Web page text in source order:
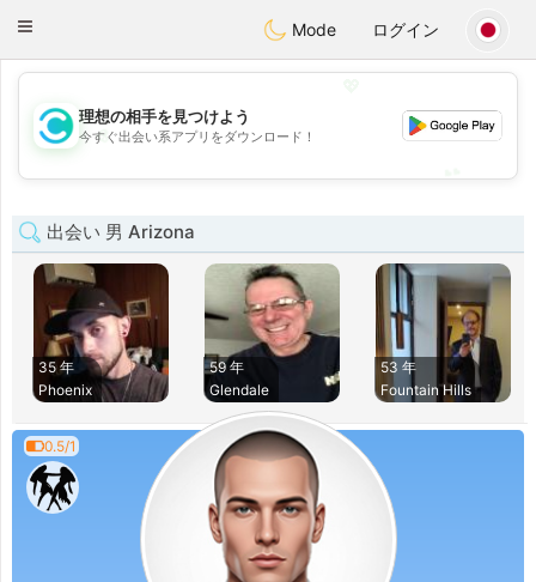
olombiaCitas
Toggle
Mode ログイン
💖
💕
理想の相手を見つけよう
今すぐ出会い系アプリをダウンロード！
出会い 男 Arizona
35 年
Phoenix
59 年
Glendale
53 年
Fountain Hills
0.5/1